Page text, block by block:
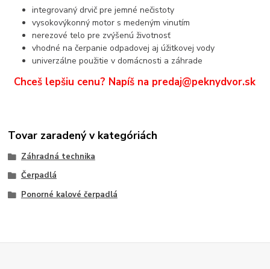
integrovaný drvič pre jemné nečistoty
vysokovýkonný motor s medeným vinutím
nerezové telo pre zvýšenú životnosť
vhodné na čerpanie odpadovej aj úžitkovej vody
univerzálne použitie v domácnosti a záhrade
Chceš lepšiu cenu? Napíš na predaj@peknydvor.sk
Tovar zaradený v kategóriách
Záhradná technika
Čerpadlá
Ponorné kalové čerpadlá